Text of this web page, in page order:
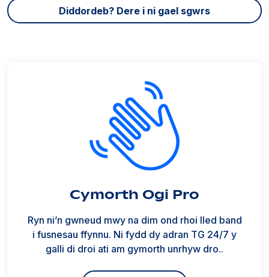
Diddordeb? Dere i ni gael sgwrs
Cymorth Ogi Pro
Ryn ni’n gwneud mwy na dim ond rhoi lled band
i fusnesau ffynnu. Ni fydd dy adran TG 24/7 y
galli di droi ati am gymorth unrhyw dro..